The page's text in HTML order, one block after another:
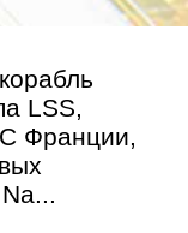
LSS,
Франции,